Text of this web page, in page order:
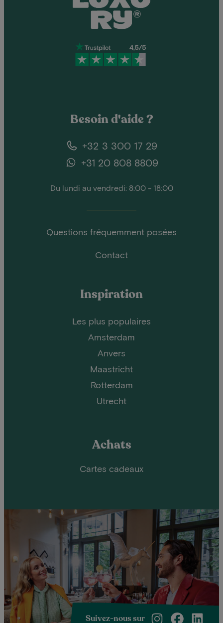
Besoin d'aide ?
+32 3 300 17 29
+31 20 808 8809
Du lundi au vendredi: 8:00 - 18:00
Questions fréquemment posées
Contact
Inspiration
Les plus populaires
Amsterdam
Anvers
Maastricht
Rotterdam
Utrecht
Achats
Cartes cadeaux
Suivez-nous sur